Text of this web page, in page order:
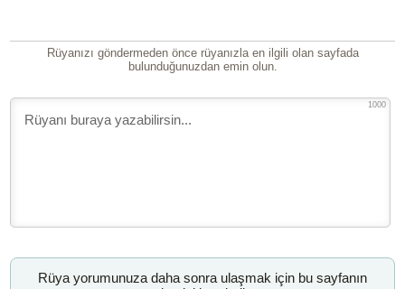
Rüyanızı göndermeden önce rüyanızla en ilgili olan sayfada
bulunduğunuzdan emin olun.
1000
Rüya yorumunuza daha sonra ulaşmak için bu sayfanın